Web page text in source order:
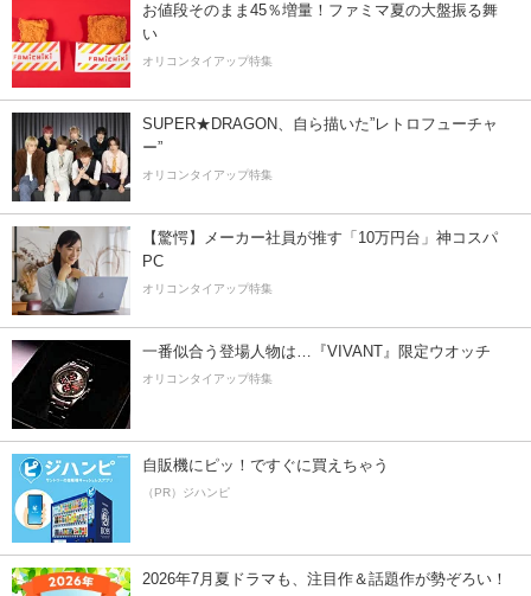
お値段そのまま45％増量！ファミマ夏の大盤振る舞
い
オリコンタイアップ特集
SUPER★DRAGON、自ら描いた”レトロフューチャ
ー”
オリコンタイアップ特集
【驚愕】メーカー社員が推す「10万円台」神コスパ
PC
オリコンタイアップ特集
一番似合う登場人物は…『VIVANT』限定ウオッチ
オリコンタイアップ特集
自販機にピッ！ですぐに買えちゃう
（PR）ジハンピ
2026年7月夏ドラマも、注目作＆話題作が勢ぞろい！